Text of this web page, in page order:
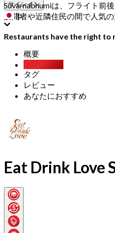
サインイン
jp
Suvarnabhumiは、フライト前
訪問者や近隣住民の間で人気
Restaurants have the right to
概要
タグ
レビュー
あなたにおすすめ
Eat Drink Love